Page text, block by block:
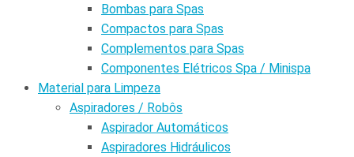
Bombas para Spas
Compactos para Spas
Complementos para Spas
Componentes Elétricos Spa / Minispa
Material para Limpeza
Aspiradores / Robôs
Aspirador Automáticos
Aspiradores Hidráulicos